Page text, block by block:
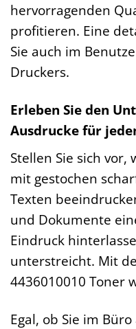
hervorragenden
profitieren. Eine
Sie auch im
Druckers.
Erleben Sie den
Ausdrucke für
Stellen Sie sich
mit gestochen
Texten
und Dokumente
Eindruck
unterstreicht. Mit
4436010010 Toner
Egal, ob Sie im